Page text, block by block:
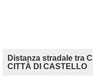
Distanza stradale tra
CITTÀ DI CASTELLO